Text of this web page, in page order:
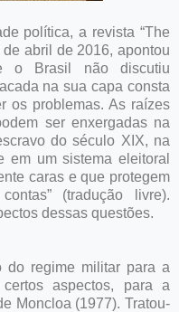
política, a revista “The
abril de 2016, apontou
o Brasil não discutiu
na sua capa consta
os problemas. As raízes
ser enxergadas na
do século XIX, na
um sistema eleitoral
caras e que protegem
(tradução livre).
dessas questões.
do regime militar para a
aspectos, para a
Moncloa (1977). Tratou-